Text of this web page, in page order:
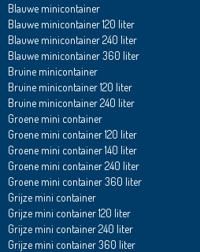
Blauwe minicontainer
Blauwe minicontainer 120 liter
Blauwe minicontainer 240 liter
Blauwe minicontainer 360 liter
Bruine minicontainer
Bruine minicontainer 120 liter
Bruine minicontainer 240 liter
Groene mini container
Groene mini container 120 liter
Groene mini container 140 liter
Groene mini container 240 liter
Groene mini container 360 liter
Grijze mini container
Grijze mini container 120 liter
Grijze mini container 240 liter
Grijze mini container 360 liter